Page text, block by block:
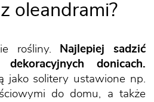
oleandrami?
rośliny.
Najlepiej sadzić
donicach.
jako solitery ustawione np.
do domu, a także